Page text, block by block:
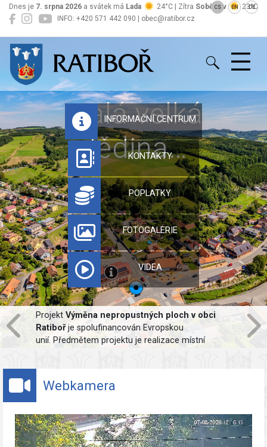
INFO: +420 571 442 090 | obec@ratibor.cz
Dnes je 7. srpna 2026 a svátek má Lada 24°C | Zítra Soběslav 23°C
CS EN DE
Ratiboř
Malá velká
dědina…
INFORMAČNÍ CENTRUM
KONTAKTY
POPLATKY
FOTOGALERIE
VIDEA
Projekt Výměna nepropustných ploch v obci
Ratibořje spolufinancován Evropskou
unií. Předmětem projektu je realizace místní
zadržena v předmětné lokalitě a za normálních
podmínek budou deštové vody vsakovány do
podloží.
Webkamera